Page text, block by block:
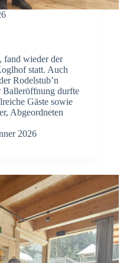
fand wieder der
statt. Auch
Rodelstub’n
durfte
Gäste sowie
Abgeordneten
2026